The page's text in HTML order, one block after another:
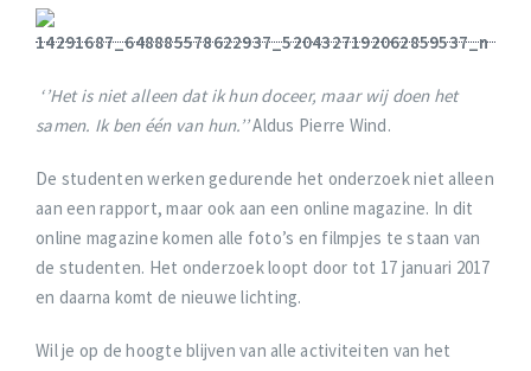
‘’Het is niet alleen dat ik hun doceer, maar wij doen het
samen. Ik ben één van hun.’’Aldus Pierre Wind.
De studenten werken gedurende het onderzoek niet alleen
aan een rapport, maar ook aan een online magazine. In dit
online magazine komen alle foto’s en filmpjes te staan van
de studenten. Het onderzoek loopt door tot 17 januari 2017
en daarna komt de nieuwe lichting.
Wil je op de hoogte blijven van alle activiteiten van het